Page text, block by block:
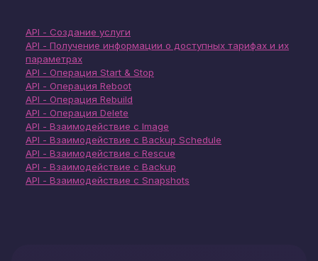
API - Создание услуги
API - Получение информации о доступных тарифах и их
параметрах
API - Операция Start & Stop
API - Операция Reboot
API - Операция Rebuild
API - Операция Delete
API - Взаимодействие с Image
API - Взаимодействие с Backup Schedule
API - Взаимодействие с Rescue
API - Взаимодействие с Backup
API - Взаимодействие с Snapshots